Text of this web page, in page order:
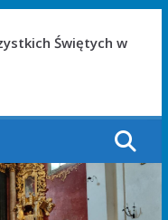
Świętych w